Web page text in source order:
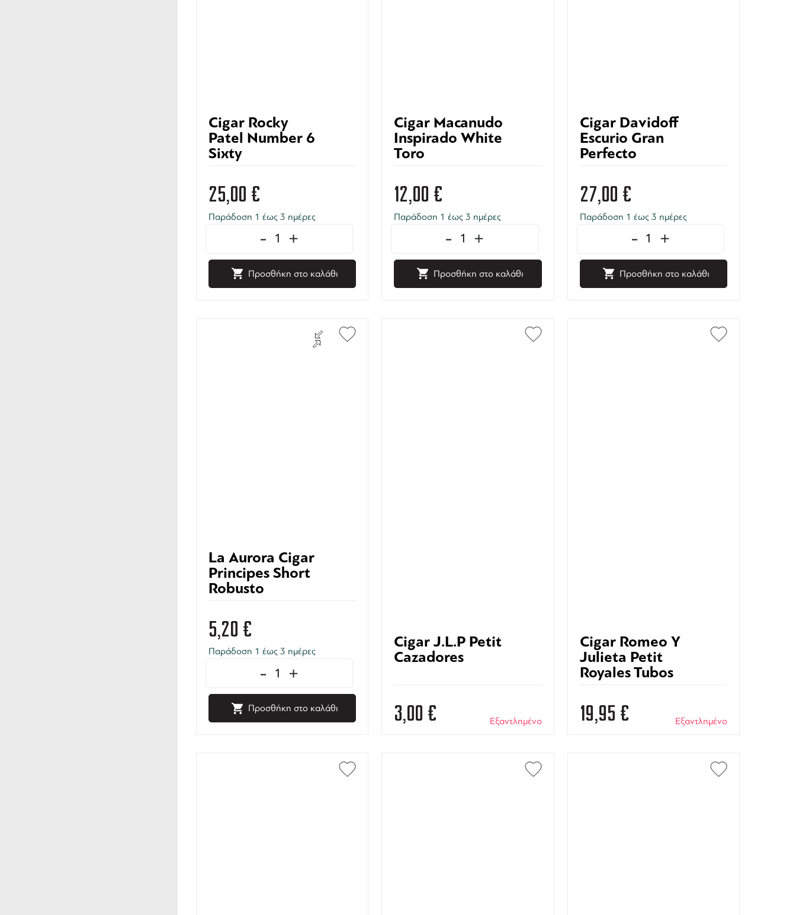
Cigar Rocky
Patel Number 6
Sixty
25,00 €
Παράδοση 1 έως 3 ημέρες
- +
Προσθήκη στο καλάθι
Cigar Macanudo
Inspirado White
Toro
12,00 €
Παράδοση 1 έως 3 ημέρες
- +
Προσθήκη στο καλάθι
Cigar Davidoff
Escurio Gran
Perfecto
27,00 €
Παράδοση 1 έως 3 ημέρες
- +
Προσθήκη στο καλάθι
La Aurora Cigar
Principes Short
Robusto
5,20 €
Παράδοση 1 έως 3 ημέρες
- +
Προσθήκη στο καλάθι
Cigar J.L.P Petit
Cazadores
3,00 € Εξαντλημένο
Cigar Romeo Y
Julieta Petit
Royales Tubos
19,95 € Εξαντλημένο